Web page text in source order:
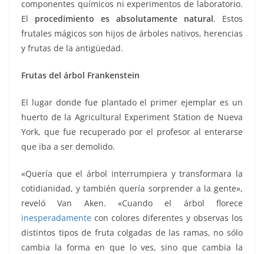
componentes químicos ni experimentos de laboratorio.
El procedimiento es absolutamente natural. Estos
frutales mágicos son hijos de árboles nativos, herencias
y frutas de la antigüedad.
Frutas del árbol Frankenstein
El lugar donde fue plantado el primer ejemplar es un
huerto de la Agricultural Experiment Station de Nueva
York, que fue recuperado por el profesor al enterarse
que iba a ser demolido.
«Quería que el árbol interrumpiera y transformara la
cotidianidad, y también quería sorprender a la gente»,
reveló Van Aken. «Cuando el árbol florece
inesperadamente con colores diferentes y observas los
distintos tipos de fruta colgadas de las ramas, no sólo
cambia la forma en que lo ves, sino que cambia la